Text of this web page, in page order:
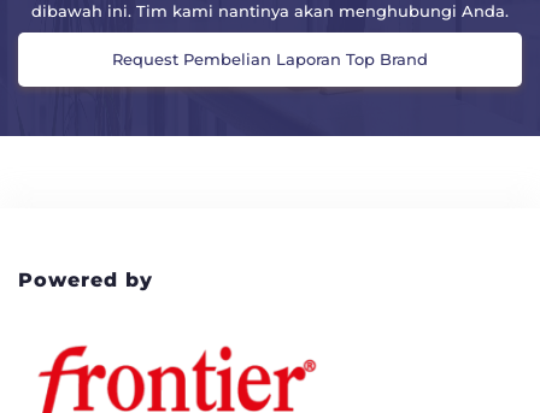
dibawah ini. Tim kami nantinya akan menghubungi Anda.
Request Pembelian Laporan Top Brand
Powered by